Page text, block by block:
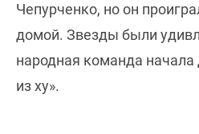
Чепурченко, но он
домой. Звезды были
народная команда
из ху».